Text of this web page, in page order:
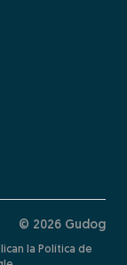
© 2026 Gudog
la Política de